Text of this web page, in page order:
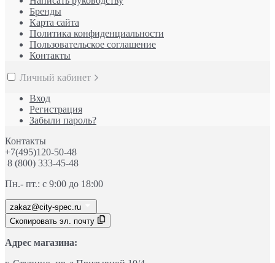
Бренды
Карта сайта
Политика конфиденциальности
Пользовательское соглашение
Контакты
Личный кабинет
Вход
Регистрация
Забыли пароль?
Контакты
+7(495)120-50-48
8 (800) 333-45-48
Пн.- пт.: с 9:00 до 18:00
zakaz@city-spec.ru
Скопировать эл. почту
Адрес магазина: